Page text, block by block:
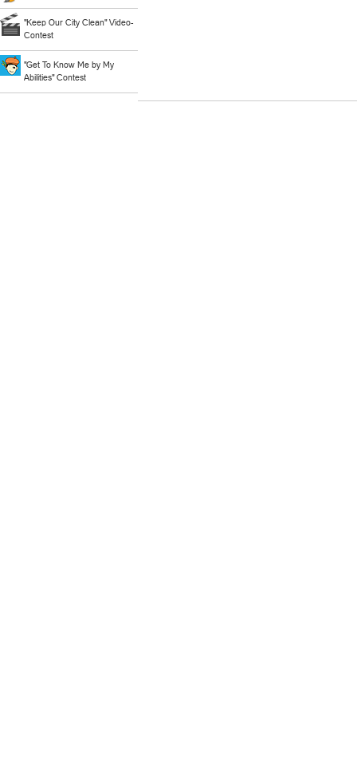
"Keep Our City Clean" Video-
Contest
"Get To Know Me by My
Abilities" Contest